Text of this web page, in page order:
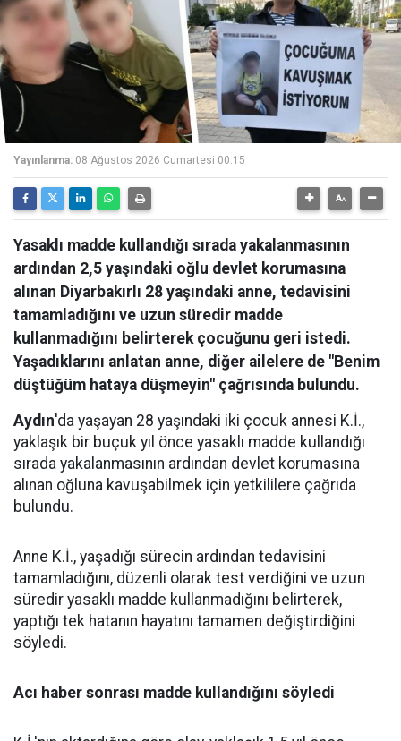
Yayınlanma: 08 Ağustos 2026 Cumartesi 00:15
Yasaklı madde kullandığı sırada yakalanmasının
ardından 2,5 yaşındaki oğlu devlet korumasına
alınan Diyarbakırlı 28 yaşındaki anne, tedavisini
tamamladığını ve uzun süredir madde
kullanmadığını belirterek çocuğunu geri istedi.
Yaşadıklarını anlatan anne, diğer ailelere de "Benim
düştüğüm hataya düşmeyin" çağrısında bulundu.
Aydın'da yaşayan 28 yaşındaki iki çocuk annesi K.İ.,
yaklaşık bir buçuk yıl önce yasaklı madde kullandığı
sırada yakalanmasının ardından devlet korumasına
alınan oğluna kavuşabilmek için yetkililere çağrıda
bulundu.
Anne K.İ., yaşadığı sürecin ardından tedavisini
tamamladığını, düzenli olarak test verdiğini ve uzun
süredir yasaklı madde kullanmadığını belirterek,
yaptığı tek hatanın hayatını tamamen değiştirdiğini
söyledi.
Acı haber sonrası madde kullandığını söyledi